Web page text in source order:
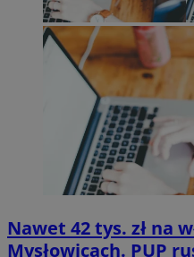
Nawet 42 tys. zł na
Mysłowicach. PUP